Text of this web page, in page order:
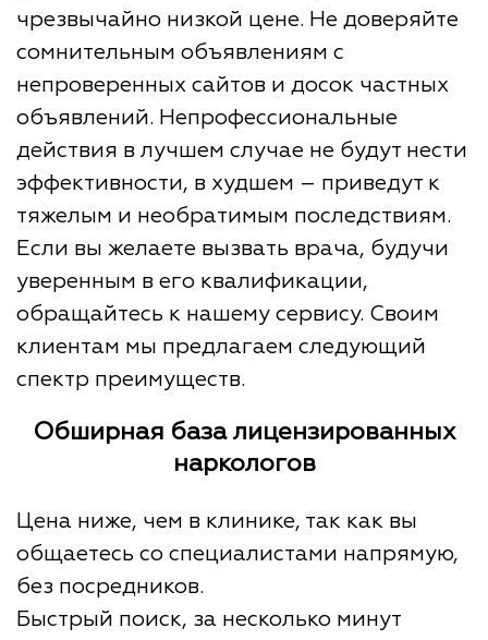
чрезвычайно низкой цене. Не доверяйте
сомнительным объявлениям с
непроверенных сайтов и досок частных
объявлений. Непрофессиональные
действия в лучшем случае не будут нести
эффективности, в худшем ― приведут к
тяжелым и необратимым последствиям.
Если вы желаете вызвать врача, будучи
уверенным в его квалификации,
обращайтесь к нашему сервису. Своим
клиентам мы предлагаем следующий
спектр преимуществ.
Обширная база лицензированных
наркологов
Цена ниже, чем в клинике, так как вы
общаетесь со специалистами напрямую,
без посредников.
Быстрый поиск, за несколько минут